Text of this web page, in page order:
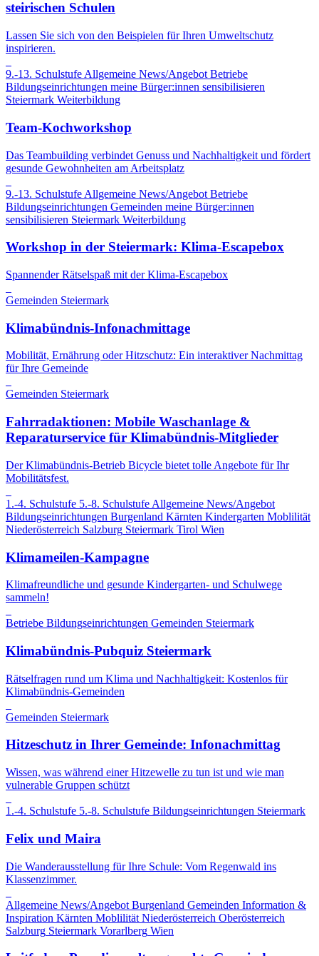
steirischen Schulen
Lassen Sie sich von den Beispielen für Ihren Umweltschutz
inspirieren.
9.-13. Schulstufe Allgemeine News/Angebot Betriebe
Bildungseinrichtungen meine Bürger:innen sensibilisieren
Steiermark Weiterbildung
Team-Kochworkshop
Das Teambuilding verbindet Genuss und Nachhaltigkeit und fördert
gesunde Gewohnheiten am Arbeitsplatz
9.-13. Schulstufe Allgemeine News/Angebot Betriebe
Bildungseinrichtungen Gemeinden meine Bürger:innen
sensibilisieren Steiermark Weiterbildung
Workshop in der Steiermark: Klima-Escapebox
Spannender Rätselspaß mit der Klima-Escapebox
Gemeinden Steiermark
Klimabündnis-Infonachmittage
Mobilität, Ernährung oder Hitzschutz: Ein interaktiver Nachmittag
für Ihre Gemeinde
Gemeinden Steiermark
Fahrradaktionen: Mobile Waschanlage &
Reparaturservice für Klimabündnis-Mitglieder
Der Klimabündnis-Betrieb Bicycle bietet tolle Angebote für Ihr
Mobilitätsfest.
1.-4. Schulstufe 5.-8. Schulstufe Allgemeine News/Angebot
Bildungseinrichtungen Burgenland Kärnten Kindergarten Moblilität
Niederösterreich Salzburg Steiermark Tirol Wien
Klimameilen-Kampagne
Klimafreundliche und gesunde Kindergarten- und Schulwege
sammeln!
Betriebe Bildungseinrichtungen Gemeinden Steiermark
Klimabündnis-Pubquiz Steiermark
Rätselfragen rund um Klima und Nachhaltigkeit: Kostenlos für
Klimabündnis-Gemeinden
Gemeinden Steiermark
Hitzeschutz in Ihrer Gemeinde: Infonachmittag
Wissen, was während einer Hitzewelle zu tun ist und wie man
vulnerable Gruppen schützt
1.-4. Schulstufe 5.-8. Schulstufe Bildungseinrichtungen Steiermark
Felix und Maira
Die Wanderausstellung für Ihre Schule: Vom Regenwald ins
Klassenzimmer.
Allgemeine News/Angebot Burgenland Gemeinden Information &
Inspiration Kärnten Moblilität Niederösterreich Oberösterreich
Salzburg Steiermark Vorarlberg Wien